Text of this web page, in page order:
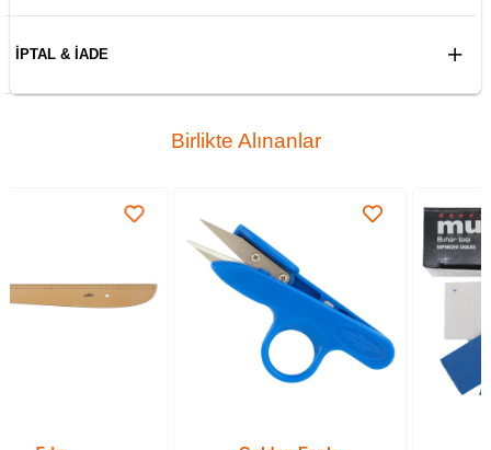
İPTAL & İADE
Birlikte Alınanlar